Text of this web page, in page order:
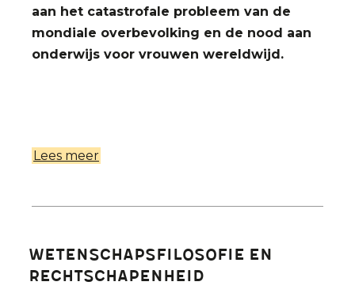
aan het catastrofale probleem van de
mondiale overbevolking en de nood aan
onderwijs voor vrouwen wereldwijd.
Lees meer
Technologie-
Kapitalisme...
Wetenschapsfilosofie en
rechtschapenheid